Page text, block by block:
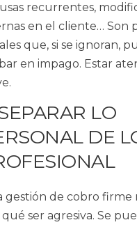
recurrentes,
en el cliente… Son
que, si se ignoran,
en impago. Estar
LO
DE
gestión de cobro firme
ser agresiva. Se